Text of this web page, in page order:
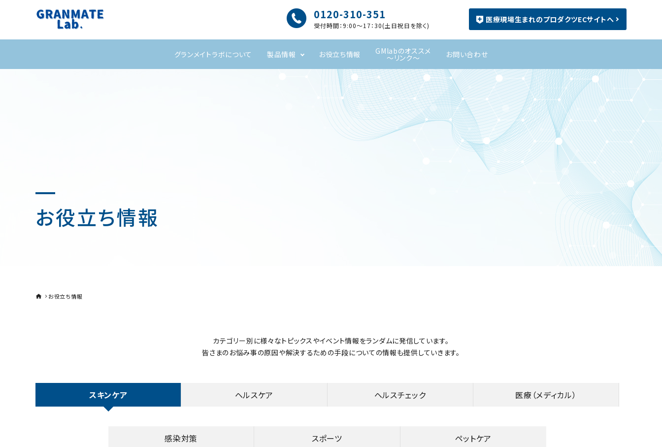
0120-310-351
受付時間：9:00～17：30(土日祝日を除く)
医療現場生まれのプロダクツECサイトへ
グランメイトラボについて 製品情報 お役立ち情報 GMlabのオススメ
～リンク～ お問い合わせ
お役立ち情報
お役立ち情報
カテゴリー別に様々なトピックスやイベント情報をランダムに発信しています。
皆さまのお悩み事の原因や解決するための手段についての情報も提供していきます。
スキンケア ヘルスケア ヘルスチェック 医療 （メディカル）
感染対策 スポーツ ペットケア